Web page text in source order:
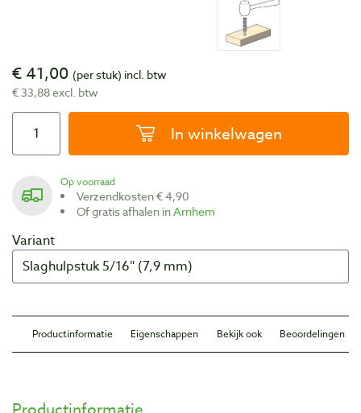
€ 41,00 (per stuk) incl. btw
€ 33,88 excl. btw
In winkelwagen
Op voorraad
Verzendkosten € 4,90
Of gratis afhalen inArnhem
Variant
Productinformatie Eigenschappen Bekijk ook Beoordelingen